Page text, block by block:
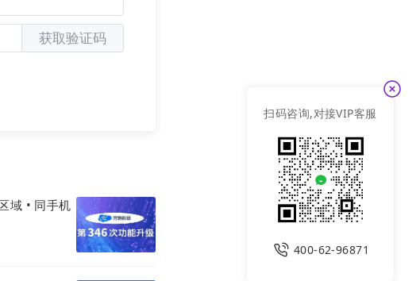
获取验证码
域 • 同手机
扫码咨询,对接VIP客服
400-62-96871